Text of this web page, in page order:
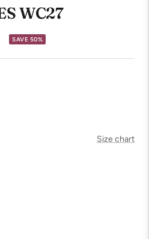
WC27
SAVE 50%
Size chart